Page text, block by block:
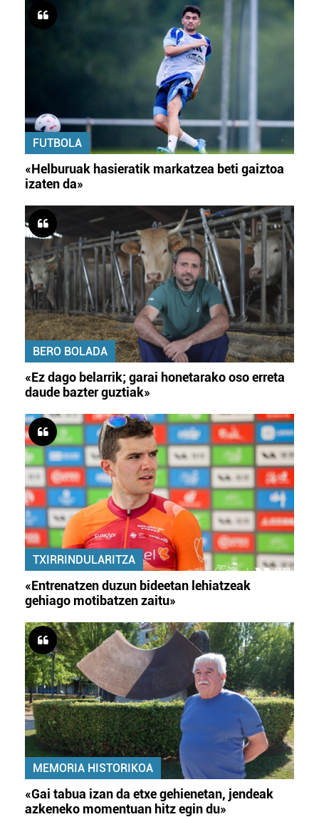
FUTBOLA
«Helburuak hasieratik markatzea beti gaiztoa
izaten da»
BERO BOLADA
«Ez dago belarrik; garai honetarako oso erreta
daude bazter guztiak»
TXIRRINDULARITZA
«Entrenatzen duzun bideetan lehiatzeak
gehiago motibatzen zaitu»
MEMORIA HISTORIKOA
«Gai tabua izan da etxe gehienetan, jendeak
azkeneko momentuan hitz egin du»